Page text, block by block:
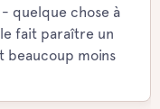
quelque chose à
fait paraître un
beaucoup moins